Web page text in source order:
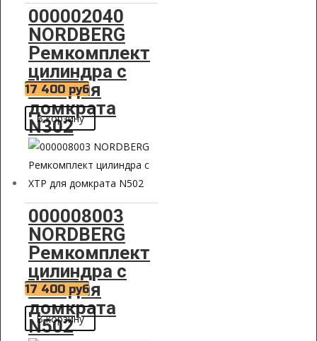
000002040
NORDBERG
Ремкомплект
цилиндра с
XTP для
домкрата
N302
17 400 руб
В корзину
000008003
NORDBERG
Ремкомплект
цилиндра с
XTP для
домкрата
N502
17 400 руб
В корзину